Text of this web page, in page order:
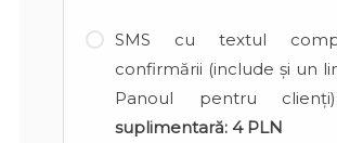
SMS cu textul
confirmării (include și un
Panoul pentru
suplimentară: 4 PLN